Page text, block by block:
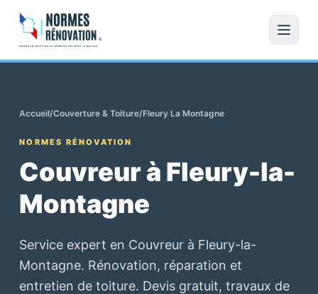
Accueil/Couverture & Toiture/Fleury La Montagne
NORMES RÉNOVATION
Couvreur à Fleury-la-
Montagne
Service expert en Couvreur à Fleury-la-
Montagne. Rénovation, réparation et
entretien de toiture. Devis gratuit, travaux de